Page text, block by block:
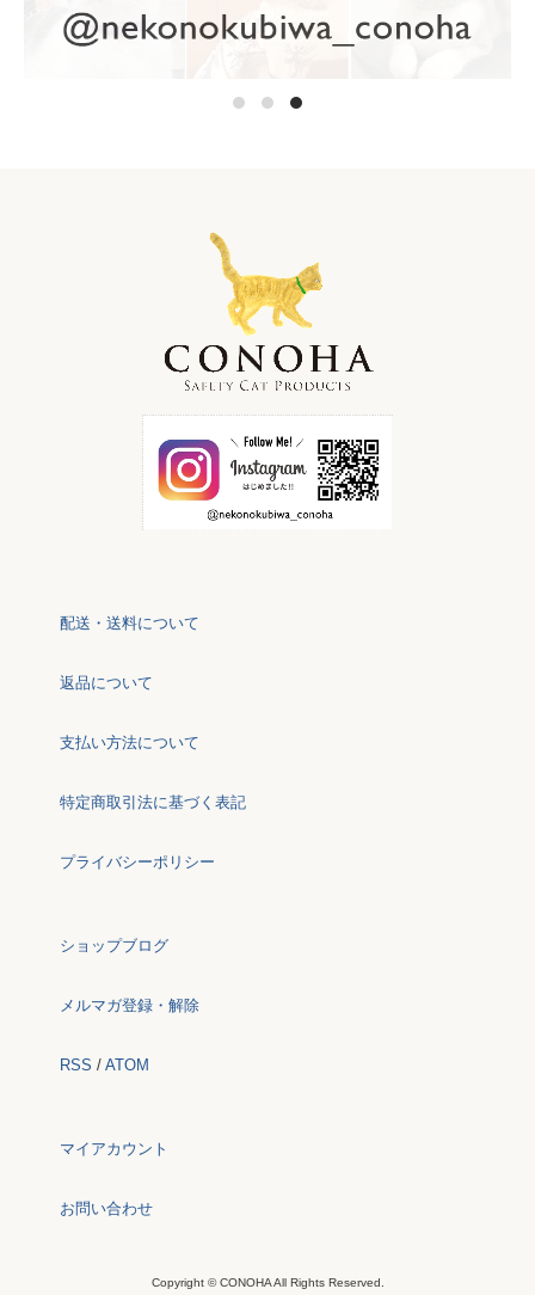
配送・送料について
返品について
支払い方法について
特定商取引法に基づく表記
プライバシーポリシー
ショップブログ
メルマガ登録・解除
RSS / ATOM
マイアカウント
お問い合わせ
Copyright © CONOHA All Rights Reserved.